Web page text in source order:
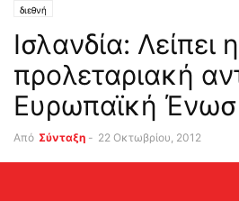
διεθνή
Ισλανδία: Λείπει η
προλεταριακή
Ευρωπαϊκή
Από Σύνταξη - 22 Οκτωβρίου, 2012